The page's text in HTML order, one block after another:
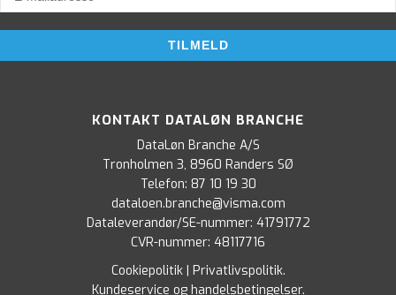
KONTAKT DATALØN BRANCHE
DataLøn Branche A/S
Tronholmen 3, 8960 Randers SØ
Telefon: 87 10 19 30
dataloen.branche@visma.com
Dataleverandør/SE-nummer: 41791772
CVR-nummer: 48117716
Cookiepolitik| Privatlivspolitik.
Kundeservice og handelsbetingelser.